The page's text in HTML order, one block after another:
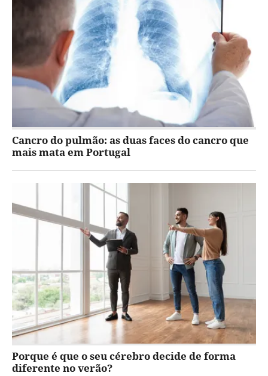
Cancro do pulmão: as duas faces do cancro que
mais mata em Portugal
Porque é que o seu cérebro decide de forma
diferente no verão?